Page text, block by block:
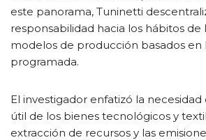
este panorama, Tuninetti
responsabilidad hacia los hábitos de
modelos de producción basados en
programada.
El investigador enfatizó la necesidad
útil de los bienes tecnológicos y
extracción de recursos y las